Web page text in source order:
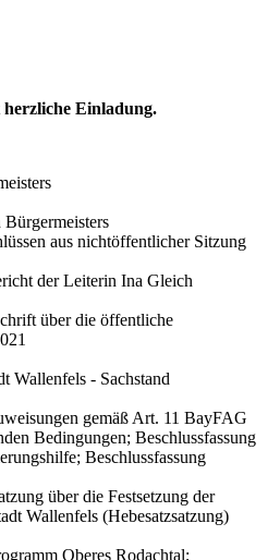
Einladung.
Bürgermeisters
aus nichtöffentlicher Sitzung
der Leiterin Ina Gleich
über die öffentliche
Wallenfels - Sachstand
gemäß Art. 11 BayFAG
Bedingungen; Beschlussfassung
Beschlussfassung
über die Festsetzung der
Wallenfels (Hebesatzsatzung)
Oberes Rodachtal;